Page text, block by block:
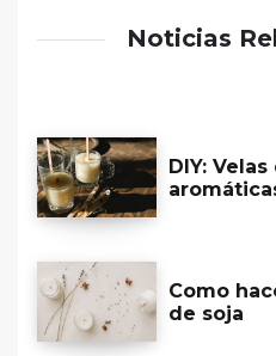
Noticias
DIY:
Como
de soja